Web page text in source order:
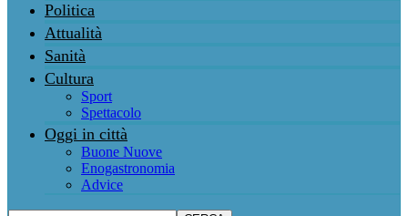
Politica
Attualità
Sanità
Cultura
Sport
Spettacolo
Oggi in città
Buone Nuove
Enogastronomia
Advice